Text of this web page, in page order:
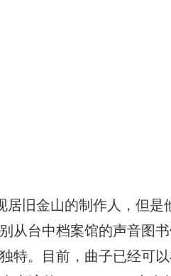
旧金山的制作人，但
从台中档案馆的声音图
特。目前，曲子已经可